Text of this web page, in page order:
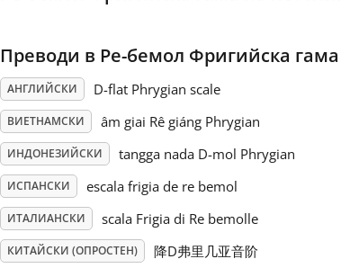
Преводи в Ре-бемол Фригийска гама
АНГЛИЙСКИ D-flat Phrygian scale
ВИЕТНАМСКИ âm giai Rê giáng Phrygian
ИНДОНЕЗИЙСКИ tangga nada D-mol Phrygian
ИСПАНСКИ escala frigia de re bemol
ИТАЛИАНСКИ scala Frigia di Re bemolle
КИТАЙСКИ (ОПРОСТЕН) 降D弗里几亚音阶